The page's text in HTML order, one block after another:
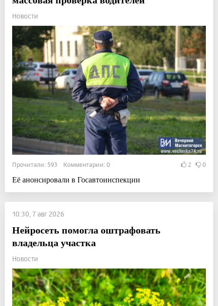
Новости
Прочитали: 593 Комментарии: 0 2 0
Её анонсировали в Госавтоинспекции
10:30, 7 авг 2026
Нейросеть помогла оштрафовать
владельца участка
Новости